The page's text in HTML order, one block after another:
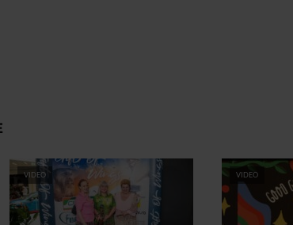
VIDEO VIDEO